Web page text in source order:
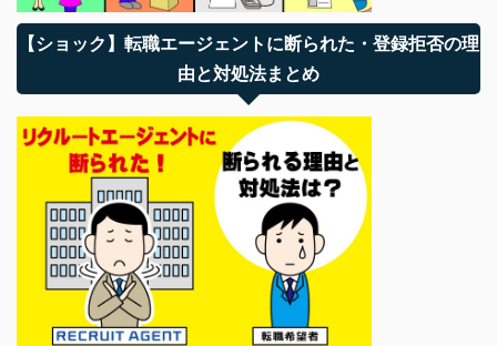
【ショック】転職エージェントに断られた・登録拒否の理
由と対処法まとめ